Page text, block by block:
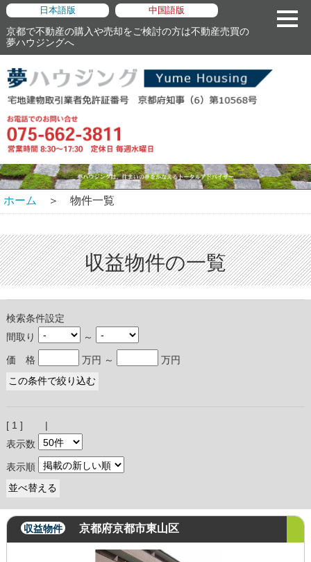
日本語版 中国語版
京都で不動産の購入や売却をご検討の方は不動産売買の
夢ハウジングへ
ホーム ＞ 物件一覧
収益物件の一覧
検索条件設定
間取り
～
価 格 万円 ～ 万円
[ 1 ] |
表示数
表示順
収益物件 京都府京都市東山区